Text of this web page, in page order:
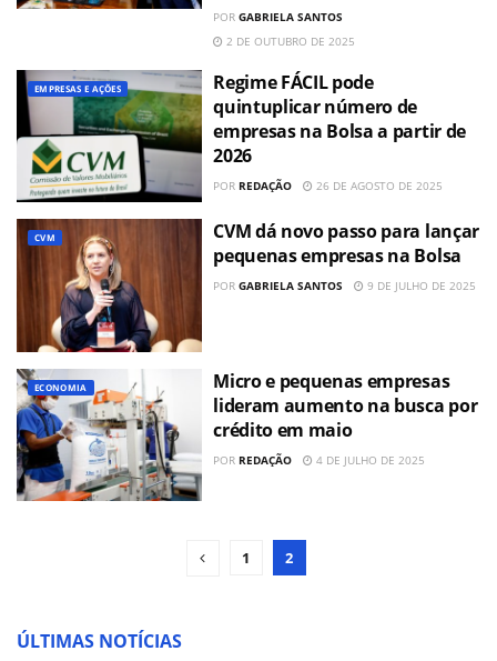
POR GABRIELA SANTOS
2 DE OUTUBRO DE 2025
EMPRESAS E AÇÕES
Regime FÁCIL pode
quintuplicar número de
empresas na Bolsa a partir de
2026
POR REDAÇÃO 26 DE AGOSTO DE 2025
CVM
CVM dá novo passo para lançar
pequenas empresas na Bolsa
POR GABRIELA SANTOS 9 DE JULHO DE 2025
ECONOMIA
Micro e pequenas empresas
lideram aumento na busca por
crédito em maio
POR REDAÇÃO 4 DE JULHO DE 2025
1 2
ÚLTIMAS NOTÍCIAS